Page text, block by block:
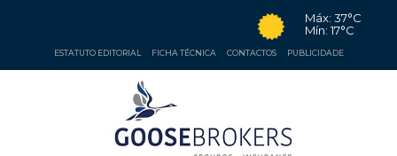
Máx: 37°C
Mín: 17°C
ESTATUTO EDITORIAL FICHA TÉCNICA CONTACTOS PUBLICIDADE